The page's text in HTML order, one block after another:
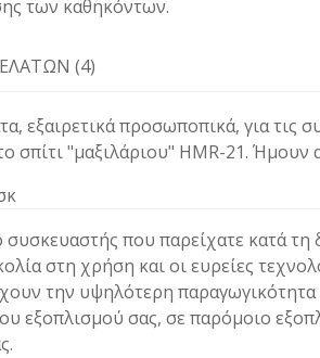
των καθηκόντων.
(4)
εξαιρετικά προσωποπικά, για
σπίτι "μαξιλάριου" HMR-21. Ήμουν
που παρείχατε κατά τη
στη χρήση και οι ευρείες
την υψηλότερη
εξοπλισμού σας, σε παρόμοιο